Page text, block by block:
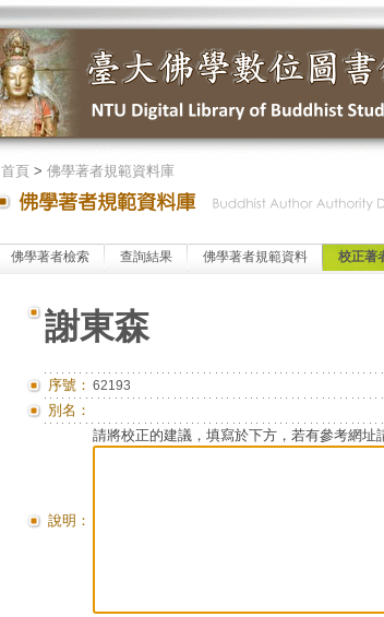
首頁> 佛學著者規範資料庫
佛學著者檢索 查詢結果 佛學著者規範資料 校正著
謝東森
序號： 62193
別名：
說明：
請將校正的建議，填寫於下方，若有參考網址